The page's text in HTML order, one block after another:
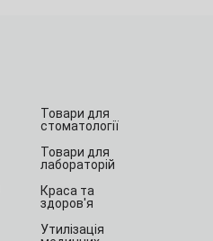
Товари для
стоматології
Товари для
лабораторій
Краса та
здоров'я
Утилізація